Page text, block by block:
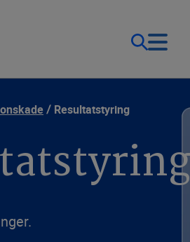
Resultatstyring